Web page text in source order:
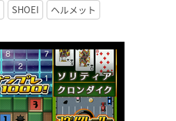
SHOEI ヘルメット